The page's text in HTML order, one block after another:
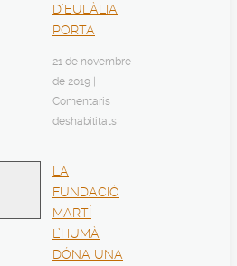
D’EULÀLIA
PORTA
21 de novembre
de 2019
Comentaris
deshabilitats
LA
FUNDACIÓ
MARTÍ
L’HUMÀ
DÓNA UNA